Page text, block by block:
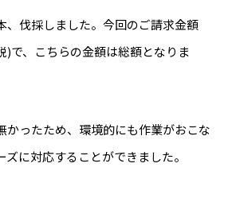
、伐採しました。今回のご請求金額
)で、こちらの金額は総額となりま
かったため、環境的にも作業がおこな
ズに対応することができました。